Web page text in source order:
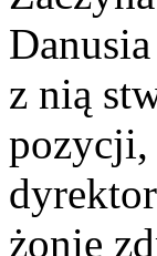
z nią
pozycji,
żonie